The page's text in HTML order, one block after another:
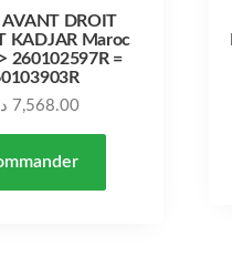
AVANT DROIT
KADJAR Maroc
260102597R =
7,568.00